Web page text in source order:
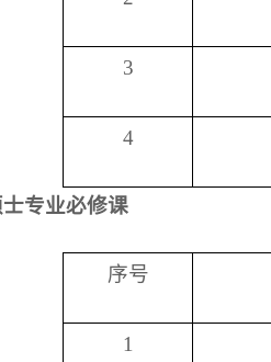
3
4
专业必修课
序号
1